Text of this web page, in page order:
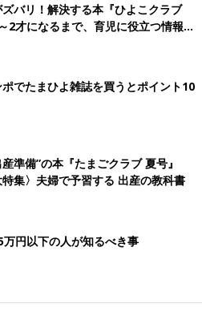
バリ！解決する本『ひよこクラブ
才になるまで、育児に役立つ情報が
でたまひよ雑誌を買うとポイント10
準備”の本『たまごクラブ 夏号』
特集〉夫婦で予習する 出産の教科書
万円以下の人が知るべき事